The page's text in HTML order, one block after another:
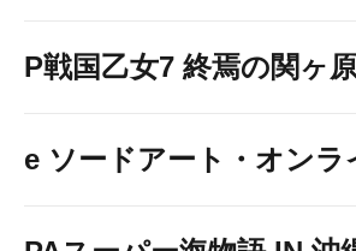
P戦国乙女7 終焉の関ヶ
e ソードアート・オンラ